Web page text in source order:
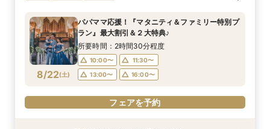
8/21(金)
OFF*来館特典×無料試食付
10:00〜
11:30〜
13:00〜
16:00〜
フェアを予約
8/21(金)
トGET！特典・試食フェア
10:00〜
11:30〜
13:00〜
16:00〜
フェアを予約
8/21(金)
150万円割引×来館特典ギフト券１万円
10:00〜
11:30〜
13:00〜
16:00〜
フェアを予約
8/21(金)
出×豪華試食フェア*最大15大特典付き
10:00〜
11:30〜
13:00〜
16:00〜
フェアを予約
8/22(土)
パパママ応援！『マタニティ＆ファミリー特別プ
ラン』最大割引＆２大特典♪
所要時間：2時間30分程度
10:00〜
11:30〜
13:00〜
16:00〜
フェアを予約